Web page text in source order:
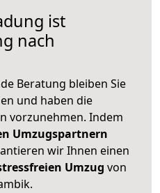
ist
nach
Beratung bleiben Sie
und haben die
vorzunehmen. Indem
Umzugspartnern
wir Ihnen einen
Umzug von